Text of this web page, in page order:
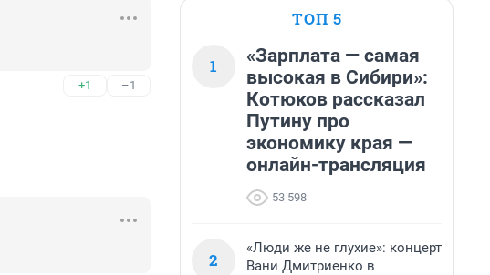
+1 –1
ТОП 5
1
«Зарплата — самая
высокая в Сибири»:
Котюков рассказал
Путину про
экономику края —
онлайн-трансляция
53 598
2
«Люди же не глухие»: концерт
Вани Дмитриенко в